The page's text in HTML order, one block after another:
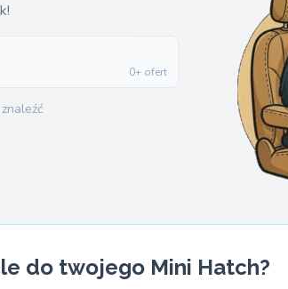
0+ ofert
do twojego Mini Hatch?